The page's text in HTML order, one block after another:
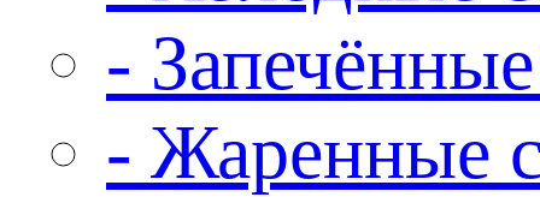
-
- Жаренные